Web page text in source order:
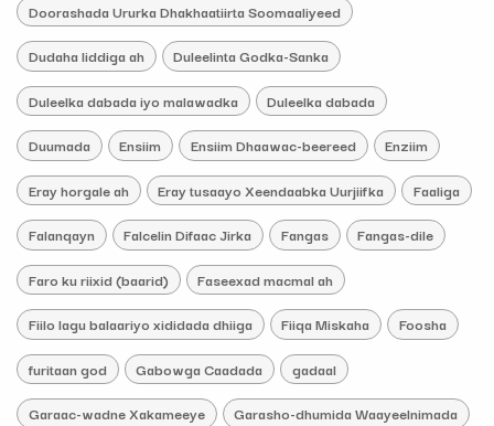
Doorashada Ururka Dhakhaatiirta Soomaaliyeed
Dudaha liddiga ah Duleelinta Godka-Sanka
Duleelka dabada iyo malawadka Duleelka dabada
Duumada Ensiim Ensiim Dhaawac-beereed Enziim
Eray horgale ah Eray tusaayo Xeendaabka Uurjiifka Faaliga
Falanqayn Falcelin Difaac Jirka Fangas Fangas-dile
Faro ku riixid (baarid) Faseexad macmal ah
Fiilo lagu balaariyo xididada dhiiga Fiiqa Miskaha Foosha
furitaan god Gabowga Caadada gadaal
Garaac-wadne Xakameeye Garasho-dhumida Waayeelnimada